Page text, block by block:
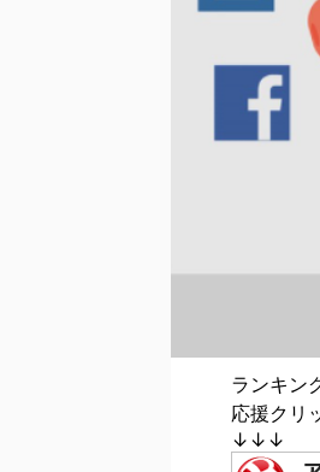
ランキン
応援クリ
↓↓↓